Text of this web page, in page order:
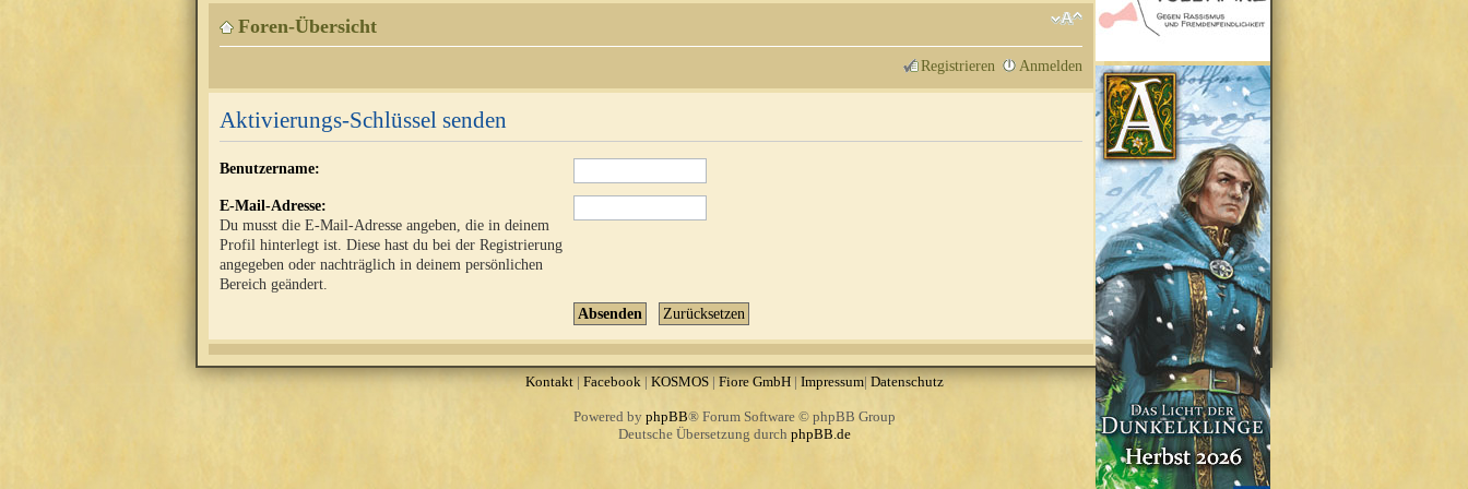
Foren-Übersicht
Registrieren Anmelden
Aktivierungs-Schlüssel senden
Benutzername:
E-Mail-Adresse:
Du musst die E-Mail-Adresse angeben, die in deinem
Profil hinterlegt ist. Diese hast du bei der Registrierung
angegeben oder nachträglich in deinem persönlichen
Bereich geändert.
Kontakt|Facebook | KOSMOS| Fiore GmbH| Impressum| Datenschutz
Powered by phpBB® Forum Software © phpBB Group
Deutsche Übersetzung durch phpBB.de